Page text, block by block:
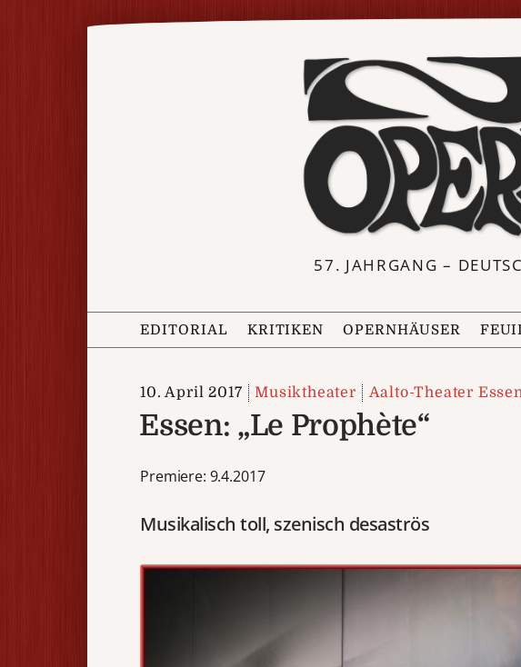
57. JAHRGANG –
EDITORIAL KRITIKEN OPERNHÄUSER
10. April 2017 Musiktheater Aalto-Theater
Essen: „Le Prophète“
Premiere: 9.4.2017
Musikalisch toll, szenisch desaströs